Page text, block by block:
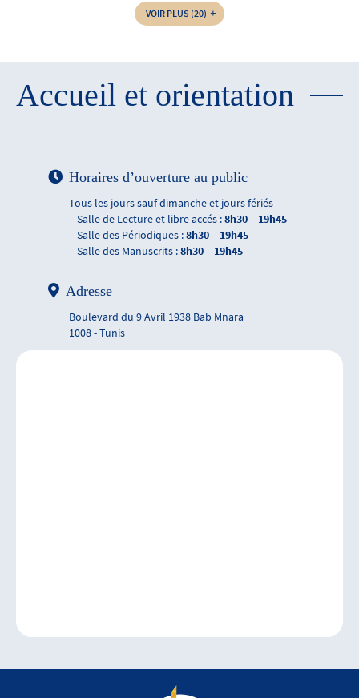
VOIR PLUS (20)
Accueil et orientation
Horaires d’ouverture au public
Tous les jours sauf dimanche et jours fériés
– Salle de Lecture et libre accés :8h30 – 19h45
– Salle des Périodiques :8h30 – 19h45
– Salle des Manuscrits :8h30 – 19h45
Adresse
Boulevard du 9 Avril 1938 Bab Mnara
1008 - Tunis